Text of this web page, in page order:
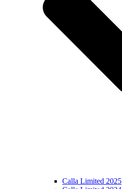
Calla Limited 2025